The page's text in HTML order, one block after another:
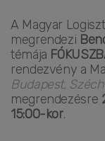
A Magyar
megrendezi
témája
rendezvény a
Budapest,
megrendezésre
15:00-kor.